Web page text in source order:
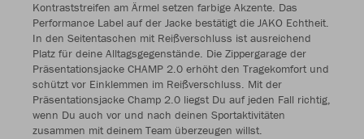
Kontraststreifen am Ärmel setzen farbige Akzente. Das
Performance Label auf der Jacke bestätigt die JAKO Echtheit.
In den Seitentaschen mit Reißverschluss ist ausreichend
Platz für deine Alltagsgegenstände. Die Zippergarage der
Präsentationsjacke CHAMP 2.0 erhöht den Tragekomfort und
schützt vor Einklemmen im Reißverschluss. Mit der
Präsentationsjacke Champ 2.0 liegst Du auf jeden Fall richtig,
wenn Du auch vor und nach deinen Sportaktivitäten
zusammen mit deinem Team überzeugen willst.